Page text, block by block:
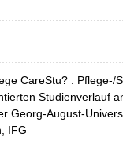
CareStu? :
Studienverlauf
Georg-August-
IFG